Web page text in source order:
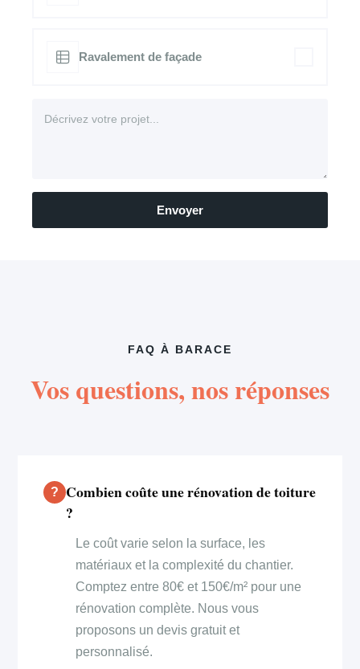
Ravalement de façade
Envoyer
FAQ À BARACE
Vos questions, nos réponses
Combien coûte une rénovation de toiture
?
Le coût varie selon la surface, les
matériaux et la complexité du chantier.
Comptez entre 80€ et 150€/m² pour une
rénovation complète. Nous vous
proposons un devis gratuit et
personnalisé.